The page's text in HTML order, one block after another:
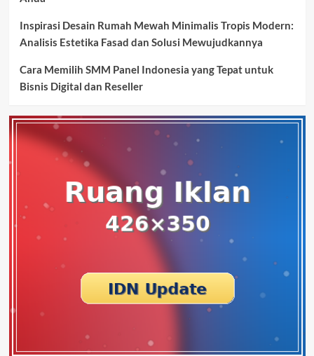
Inspirasi Desain Rumah Mewah Minimalis Tropis Modern:
Analisis Estetika Fasad dan Solusi Mewujudkannya
Cara Memilih SMM Panel Indonesia yang Tepat untuk
Bisnis Digital dan Reseller